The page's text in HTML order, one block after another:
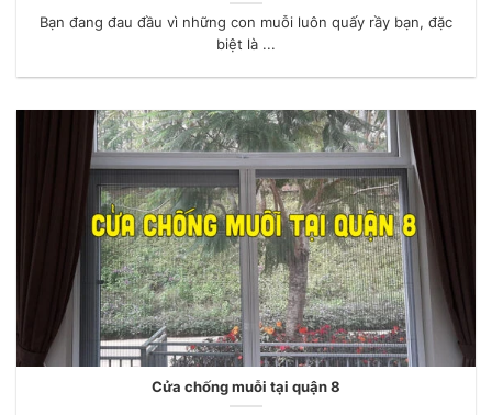
Bạn đang đau đầu vì những con muỗi luôn quấy rầy bạn, đặc
biệt là ...
Cửa chống muỗi tại quận 8